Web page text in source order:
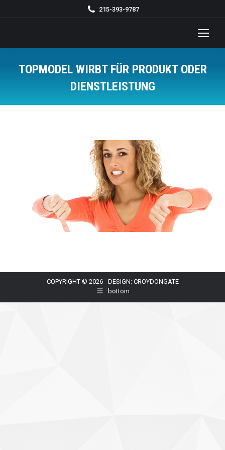
215-393-9787
TOPMODEL WIRBT FÜR PRODUKT ODER
DIENSTLEISTUNG
COPYRIGHT © 2026 - DESIGN: CROYDONGATE
bottom